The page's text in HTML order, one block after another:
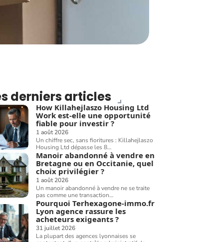
derniers articles
How Killahejlaszo Housing Ltd
Work est-elle une opportunité
fiable pour investir ?
1 août 2026
Un chiffre sec, sans fioritures : Killahejlaszo
Housing Ltd dépasse les 8…
Manoir abandonné à vendre en
Bretagne ou en Occitanie, quel
choix privilégier ?
1 août 2026
Un manoir abandonné à vendre ne se traite
pas comme une transaction…
Pourquoi Terhexagone-immo.fr
Lyon agence rassure les
acheteurs exigeants ?
31 juillet 2026
La plupart des agences lyonnaises se